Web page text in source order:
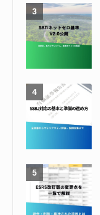
3
4
5